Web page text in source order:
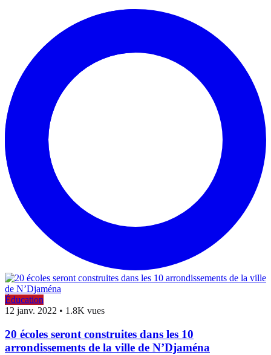
Éducation
12 janv. 2022 • 1.8K vues
20 écoles seront construites dans les 10
arrondissements de la ville de N’Djaména